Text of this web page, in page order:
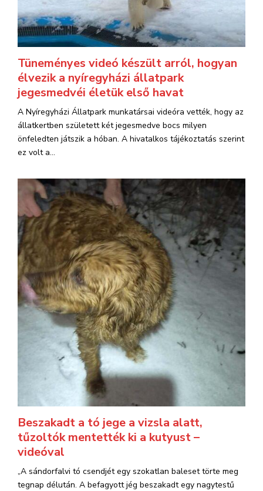
Tüneményes videó készült arról, hogyan
élvezik a nyíregyházi állatpark
jegesmedvéi életük első havat
A Nyíregyházi Állatpark munkatársai videóra vették, hogy az
állatkertben született két jegesmedve bocs milyen
önfeledten játszik a hóban. A hivatalkos tájékoztatás szerint
ez volt a...
Beszakadt a tó jege a vizsla alatt,
tűzoltók mentették ki a kutyust –
videóval
„A sándorfalvi tó csendjét egy szokatlan baleset törte meg
tegnap délután. A befagyott jég beszakadt egy nagytestű